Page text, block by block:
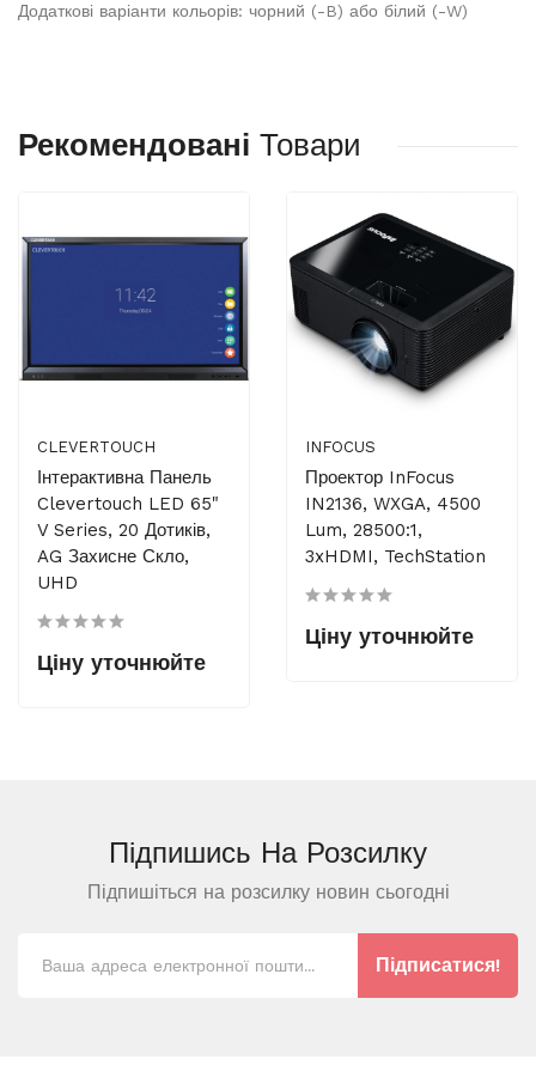
Додаткові варіанти кольорів: чорний (-B) або білий (-W)
Рекомендовані Товари
CLEVERTOUCH
Інтерактивна Панель
Clevertouch LED 65"
V Series, 20 Дотиків,
AG Захисне Скло,
UHD
Ціну уточнюйте
INFOCUS
Проектор InFocus
IN2136, WXGA, 4500
Lum, 28500:1,
3xHDMI, TechStation
Ціну уточнюйте
Підпишись На Розсилку
Підпишіться на розсилку новин сьогодні
Підписатися!